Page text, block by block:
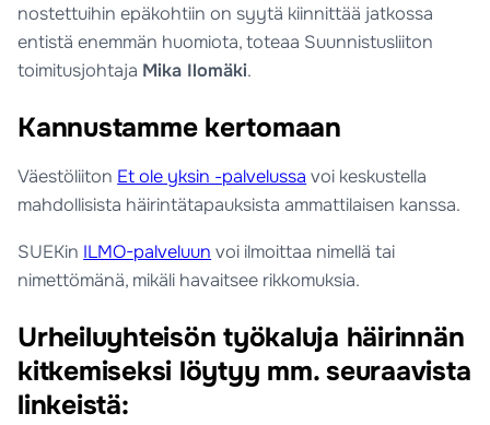
nostettuihin epäkohtiin on syytä kiinnittää jatkossa
entistä enemmän huomiota, toteaa Suunnistusliiton
toimitusjohtaja Mika Ilomäki.
Kannustamme kertomaan
Väestöliiton Et ole yksin -palvelussa voi keskustella
mahdollisista häirintätapauksista ammattilaisen kanssa.
SUEKin ILMO-palveluun voi ilmoittaa nimellä tai
nimettömänä, mikäli havaitsee rikkomuksia.
Urheiluyhteisön työkaluja häirinnän
kitkemiseksi löytyy mm. seuraavista
linkeistä: